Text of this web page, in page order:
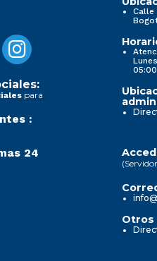
para
:
24
Calle
Otros